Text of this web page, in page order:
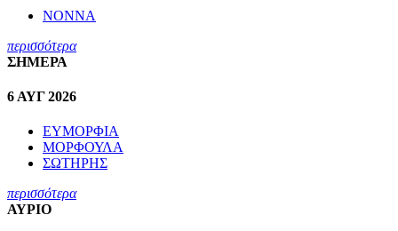
ΝΟΝΝΑ
περισσότερα
ΣΗΜΕΡΑ
6 ΑΥΓ 2026
ΕΥΜΟΡΦΙΑ
ΜΟΡΦΟΥΛΑ
ΣΩΤΗΡΗΣ
περισσότερα
ΑΥΡΙΟ